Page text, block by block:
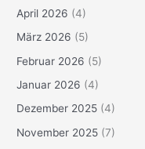
April 2026 (4)
März 2026 (5)
Februar 2026 (5)
Januar 2026 (4)
Dezember 2025 (4)
November 2025 (7)